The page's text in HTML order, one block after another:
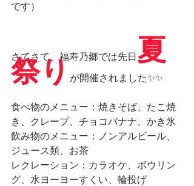
です）
さてさて、福寿乃郷では先日夏
祭りが開催されました✨✨
食べ物のメニュー：焼きそば、たこ焼
き、クレープ、チョコバナナ、かき氷
飲み物のメニュー：ノンアルビール、
ジュース類、お茶
レクレーション：カラオケ、ボウリン
グ、水ヨーヨーすくい、輪投げ